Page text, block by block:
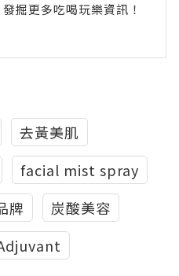
掘更多吃喝玩樂資訊！
去黃美肌
facial mist spray
牌
炭酸美容